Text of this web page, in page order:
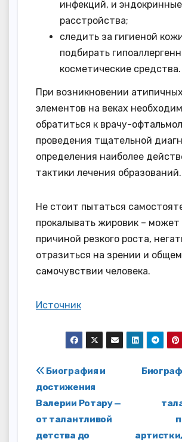
инфекций, и эндокринные
расстройства;
следить за гигиеной
подбирать
косметические средства.
При возникновении атипичных
элементов на веках
обратиться к врачу-
проведения тщательной
определения наиболее
тактики лечения образований.
Не стоит пытаться
прокалывать жировик – может
причиной резкого роста,
отразиться на зрении и общем
самочувствии человека.
Источник
Навигация
по
записям
Биография и
достижения
Валерии Ротару —
от талантливой
детства до